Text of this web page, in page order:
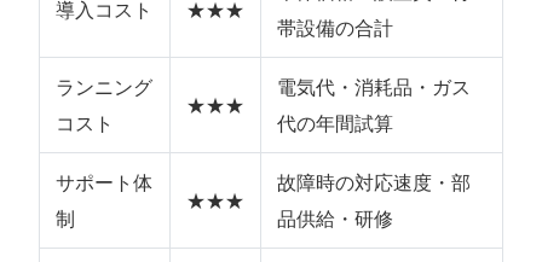
導入コスト ★★★
帯設備の合計
ランニング
コスト
★★★
電気代・消耗品・ガス
代の年間試算
サポート体
制
★★★
故障時の対応速度・部
品供給・研修